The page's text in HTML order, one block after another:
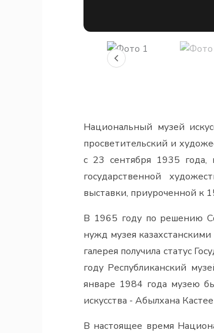
Национальный музей
просветительский и
с 23 сентября 1935 года,
государственной
выставки, приуроченной к
В 1965 году по решению
нужд музея
галерея получила статус
году Республиканский
январе 1984 года музею
искусства - Абылхана
В настоящее время